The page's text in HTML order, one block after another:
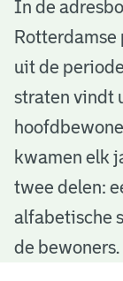
A
d
e
b
o
e
In de
uit de
straten vindt
kwamen elk
twee delen:
alfabetische
de bewoners.